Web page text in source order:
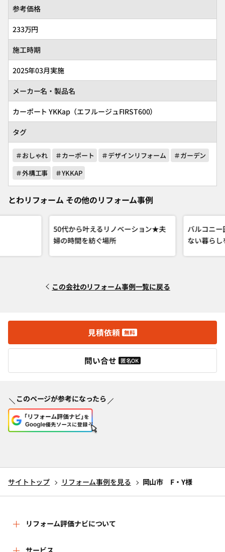
参考価格
233万円
施工時期
2025年03月実施
メーカー名・製品名
カーポートYKKap （エフルージュFIRST600）
タグ
＃おしゃれ ＃カーポート ＃デザインリフォーム
＃ガーデン
＃外構工事
＃YKKAP
とわリフォーム その他のリフォーム事例
50代から叶えるリノベーション★夫
婦の時間を紡ぐ場所
バルコニー
ない暮ら
この会社のリフォーム事例一覧に戻る
見積依頼 無料
問い合せ 匿名OK
このページが参考になったら
サイトトップ リフォーム事例を見る 岡山市 F・Y様
リフォーム評価ナビについて